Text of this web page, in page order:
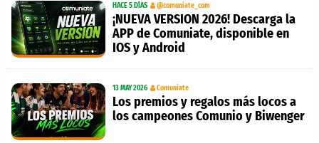
HACE 5 DÍAS @comuniate_com
¡NUEVA VERSION 2026! Descarga la
APP de Comuniate, disponible en
IOS y Android
13 MAY 2026 Comuniate
Los premios y regalos más locos a
los campeones Comunio y Biwenger